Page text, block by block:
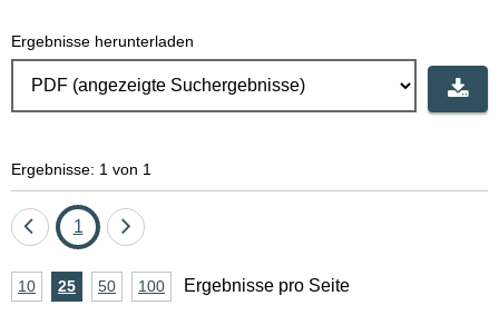
Ergebnisse herunterladen
Ergebnisse: 1 von 1
Eine
zurück
Seite
1
Eine
vor
A10Ergebnisse
25Ergebnisse
50Ergebnisse
100Ergebnisse
Ergebnisse pro Seite